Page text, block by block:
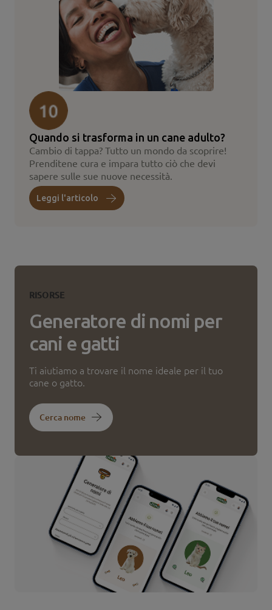
Quando si trasforma in un cane adulto?
Cambio di tappa? Tutto un mondo da scoprire!
Prenditene cura e impara tutto ciò che devi
sapere sulle sue nuove necessità.
Leggi l'articolo
RISORSE
Generatore di nomi per
cani e gatti
Ti aiutiamo a trovare il nome ideale per il tuo
cane o gatto.
Cerca nome